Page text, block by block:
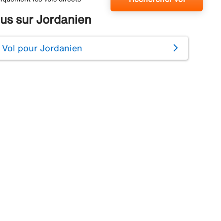
sur Jordanien
Vol pour Jordanien